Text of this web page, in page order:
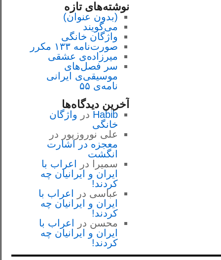
نوشته‌های تازه
(بدون عنوان)
می‌گویند
واژگان خانگی
صورت‌نامه ۱۳۳ مکرر
میرزاده‌ی عشقی
سر فصل‌هاى
موسيقى‌ی ايرانى
نامه‌ی ۵۵
آخرین دیدگاه‌ها
Habib در واژگان
خانگی
علی نوروزپور در
معجزه در اشارت
انگشت
سمیرا
در
اعراب با
ايران و ايرانيان چه
كردند!
عباسی در
اعراب با
ايران و ايرانيان چه
كردند!
محسن در
اعراب با
ايران و ايرانيان چه
كردند!